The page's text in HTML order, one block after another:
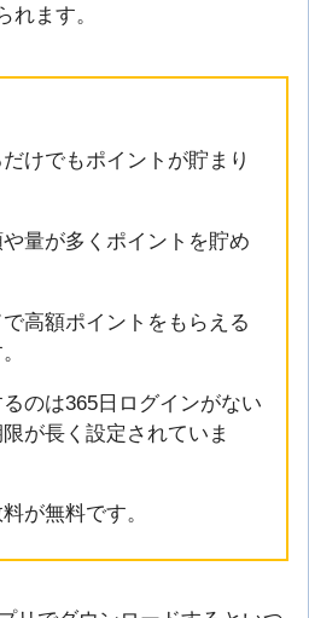
れます。
けでもポイントが貯まり
量が多くポイントを貯め
高額ポイントをもらえる
のは365日ログインがない
が長く設定されていま
が無料です。